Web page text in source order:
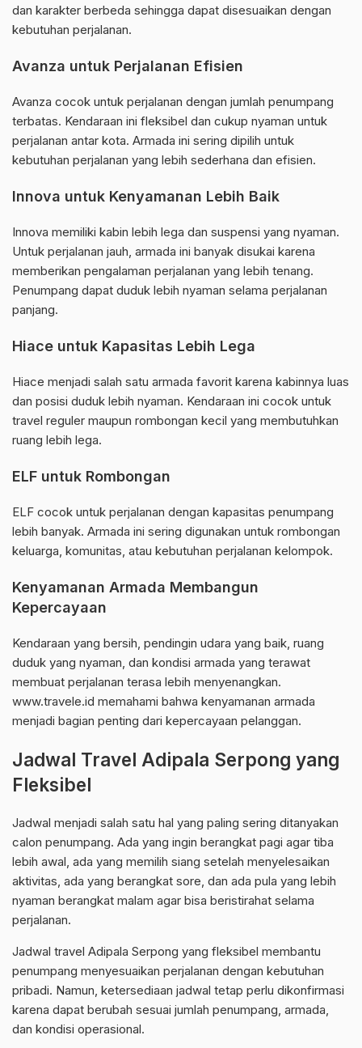
dan karakter berbeda sehingga dapat disesuaikan dengan
kebutuhan perjalanan.
Avanza untuk Perjalanan Efisien
Avanza cocok untuk perjalanan dengan jumlah penumpang
terbatas. Kendaraan ini fleksibel dan cukup nyaman untuk
perjalanan antar kota. Armada ini sering dipilih untuk
kebutuhan perjalanan yang lebih sederhana dan efisien.
Innova untuk Kenyamanan Lebih Baik
Innova memiliki kabin lebih lega dan suspensi yang nyaman.
Untuk perjalanan jauh, armada ini banyak disukai karena
memberikan pengalaman perjalanan yang lebih tenang.
Penumpang dapat duduk lebih nyaman selama perjalanan
panjang.
Hiace untuk Kapasitas Lebih Lega
Hiace menjadi salah satu armada favorit karena kabinnya luas
dan posisi duduk lebih nyaman. Kendaraan ini cocok untuk
travel reguler maupun rombongan kecil yang membutuhkan
ruang lebih lega.
ELF untuk Rombongan
ELF cocok untuk perjalanan dengan kapasitas penumpang
lebih banyak. Armada ini sering digunakan untuk rombongan
keluarga, komunitas, atau kebutuhan perjalanan kelompok.
Kenyamanan Armada Membangun
Kepercayaan
Kendaraan yang bersih, pendingin udara yang baik, ruang
duduk yang nyaman, dan kondisi armada yang terawat
membuat perjalanan terasa lebih menyenangkan.
www.travele.id memahami bahwa kenyamanan armada
menjadi bagian penting dari kepercayaan pelanggan.
Jadwal Travel Adipala Serpong yang
Fleksibel
Jadwal menjadi salah satu hal yang paling sering ditanyakan
calon penumpang. Ada yang ingin berangkat pagi agar tiba
lebih awal, ada yang memilih siang setelah menyelesaikan
aktivitas, ada yang berangkat sore, dan ada pula yang lebih
nyaman berangkat malam agar bisa beristirahat selama
perjalanan.
Jadwal travel Adipala Serpong yang fleksibel membantu
penumpang menyesuaikan perjalanan dengan kebutuhan
pribadi. Namun, ketersediaan jadwal tetap perlu dikonfirmasi
karena dapat berubah sesuai jumlah penumpang, armada,
dan kondisi operasional.